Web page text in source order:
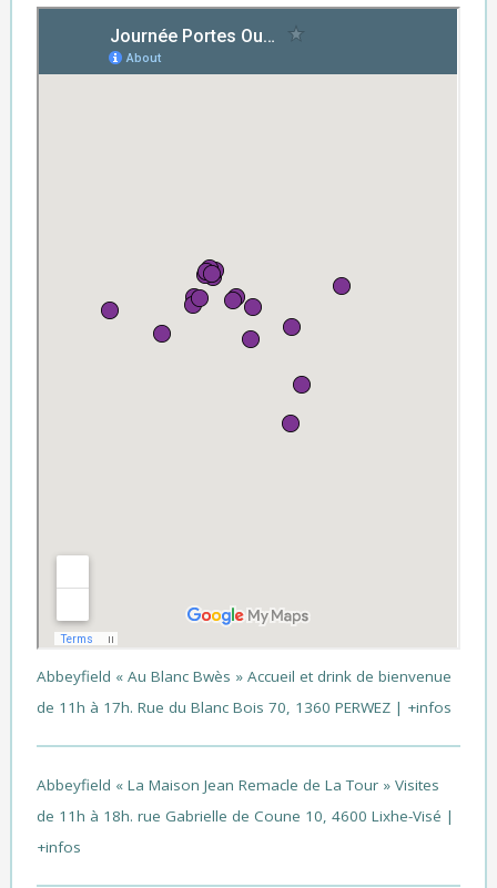
Abbeyfield « Au Blanc Bwès » Accueil et drink de bienvenue
de 11h à 17h. Rue du Blanc Bois 70, 1360 PERWEZ | +infos
Abbeyfield « La Maison Jean Remacle de La Tour » Visites
de 11h à 18h. rue Gabrielle de Coune 10, 4600 Lixhe-Visé |
+infos